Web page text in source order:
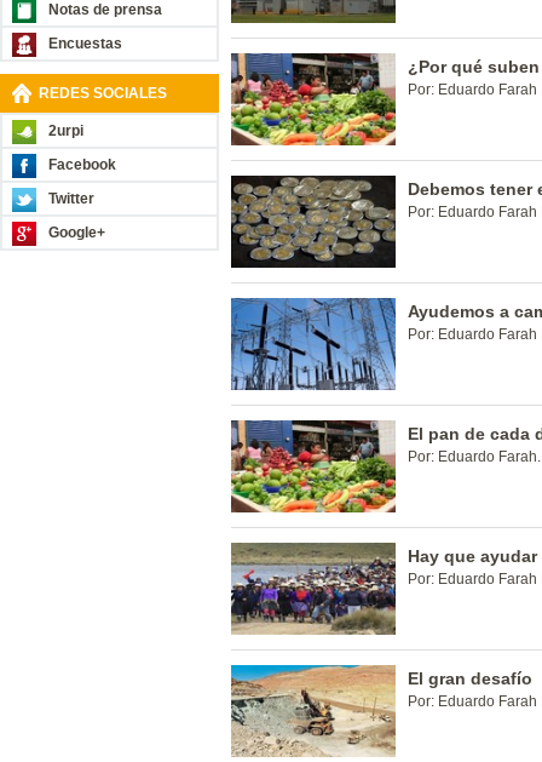
Notas de prensa
Encuestas
REDES SOCIALES
2urpi
Facebook
Twitter
Google+
¿Por qué
Por: Eduardo Farah
Debemos
Por: Eduardo Farah
Ayudemos a
Por: Eduardo Farah
El pan de cada
Por: Eduardo Farah.
Hay que
Por: Eduardo Farah
El gran desafío
Por: Eduardo Farah